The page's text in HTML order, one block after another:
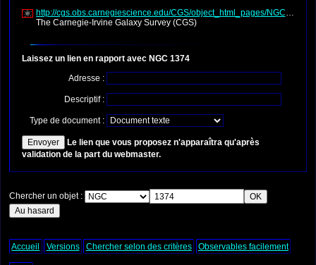
http://cgs.obs.carnegiescience.edu/CGS/object_html_pages/
The Carnegie-Irvine Galaxy Survey (CGS)
Laissez un lien en rapport avec NGC 1374
Adresse :
Descriptif :
Type de document :
Le lien que vous proposez n'apparaîtra qu'après
validation de la part du webmaster.
Chercher un objet :
Accueil Versions Chercher selon des critères Observables facilement